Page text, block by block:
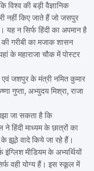
की बड़ी वैज्ञानिक
नहीं किए जाते हैं जो जसपुर
यह न सिर्फ हिंदी का अपमान है
की गरीबी का मजाक शासन
के महाराजा चौक में पोस्टर
एवं जशपुर के मंत्री नमित कुमार
गुप्ता, अभ्युदय मिश्रा, राजा
जा सकता है कि
हिंदी माध्यम के छात्रों का
के झूठे वादे किये जा रहे हैं।
मीडियम के अभ्यर्थियों
वही योग्य हैं। इस स्कूल में